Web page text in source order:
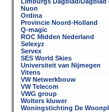
Nuon
Ordina
Provincie Noord-Holland
Q-magic
ROC Midden Nederland
Selexyz
Servex
SES World Skies
Universiteit van Nijmegen
Vitens
VW Netwerkbouw
VW Telecom
VWG group
Wolters kluwer
Woningstichting De